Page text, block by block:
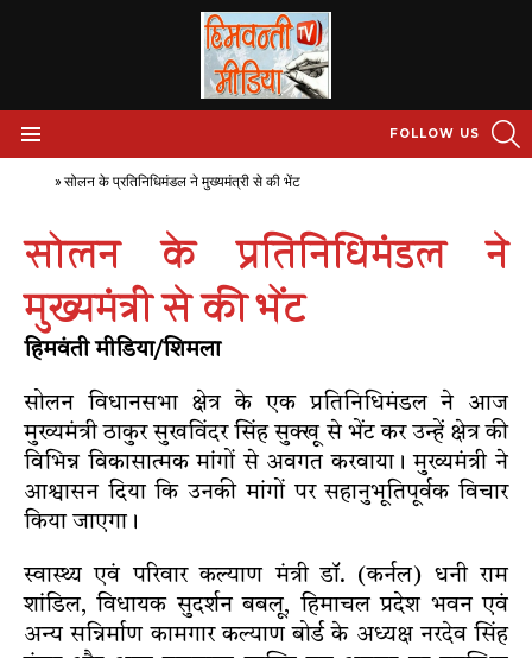
FOLLOW US
» सोलन के प्रतिनिधिमंडल ने मुख्यमंत्री से की भेंट
सोलन के प्रतिनिधिमंडल ने
मुख्यमंत्री से की भेंट
हिमवंती मीडिया/शिमला
सोलन विधानसभा क्षेत्र के एक प्रतिनिधिमंडल ने आज
मुख्यमंत्री ठाकुर सुखविंदर सिंह सुक्खू से भेंट कर उन्हें क्षेत्र की
विभिन्न विकासात्मक मांगों से अवगत करवाया। मुख्यमंत्री ने
आश्वासन दिया कि उनकी मांगों पर सहानुभूतिपूर्वक विचार
किया जाएगा।
स्वास्थ्य एवं परिवार कल्याण मंत्री डॉ. (कर्नल) धनी राम
शांडिल, विधायक सुदर्शन बबलू, हिमाचल प्रदेश भवन एवं
अन्य सन्निर्माण कामगार कल्याण बोर्ड के अध्यक्ष नरदेव सिंह